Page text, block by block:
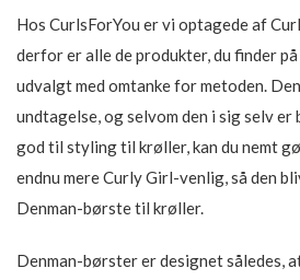
Hos CurlsForYou er vi optagede af
derfor er alle de produkter, du finder
udvalgt med omtanke for metoden.
undtagelse, og selvom den i sig selv
god til styling til krøller, kan du nemt
endnu mere Curly Girl-venlig, så den
Denman-børste til krøller.
Denman-børster er designet således,